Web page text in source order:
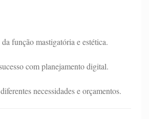
função mastigatória e estética.
com planejamento digital.
necessidades e orçamentos.